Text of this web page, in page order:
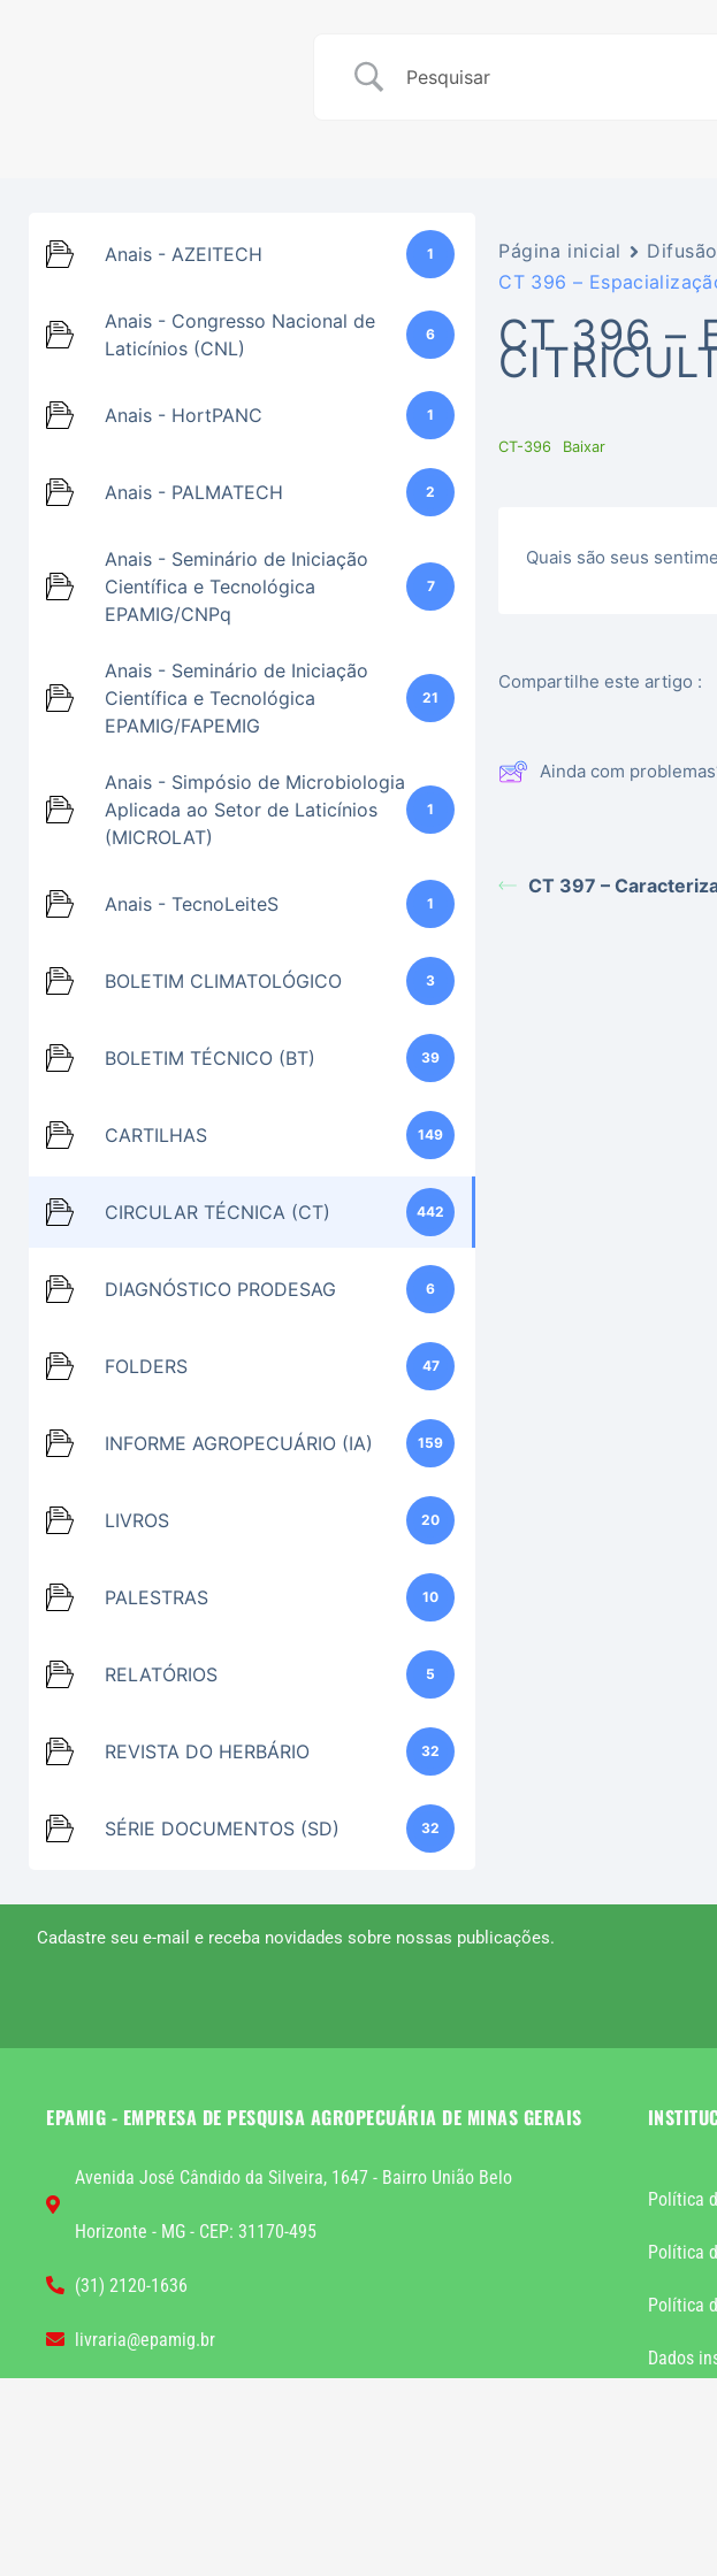
Anais - AZEITECH 1
Anais - Congresso Nacional de
Laticínios (CNL)
6
Anais - HortPANC 1
Anais - PALMATECH 2
Anais - Seminário de Iniciação
Científica e Tecnológica
EPAMIG/CNPq
7
Anais - Seminário de Iniciação
Científica e Tecnológica
EPAMIG/FAPEMIG
21
Anais - Simpósio de Microbiologia
Aplicada ao Setor de Laticínios
(MICROLAT)
1
Anais - TecnoLeiteS 1
BOLETIM CLIMATOLÓGICO 3
BOLETIM TÉCNICO (BT) 39
CARTILHAS 149
CIRCULAR TÉCNICA (CT) 442
DIAGNÓSTICO PRODESAG 6
FOLDERS 47
INFORME AGROPECUÁRIO (IA) 159
LIVROS 20
PALESTRAS 10
RELATÓRIOS 5
REVISTA DO HERBÁRIO 32
SÉRIE DOCUMENTOS (SD) 32
Página inicial
CT 396 –
CT 396 –
CT-396 Baixar
Quais são seus
Compartilhe este artigo :
Ainda com
CT 397 –
Cadastre seu e-mail e receba novidades sobre nossas publicações.
EPAMIG - EMPRESA DE PESQUISA AGROPECUÁRIA DE MINAS GERAIS
Avenida José Cândido da Silveira, 1647 - Bairro União Belo
Horizonte - MG - CEP: 31170-495
(31) 2120-1636
livraria@epamig.br
Política
Política
Política
Dados